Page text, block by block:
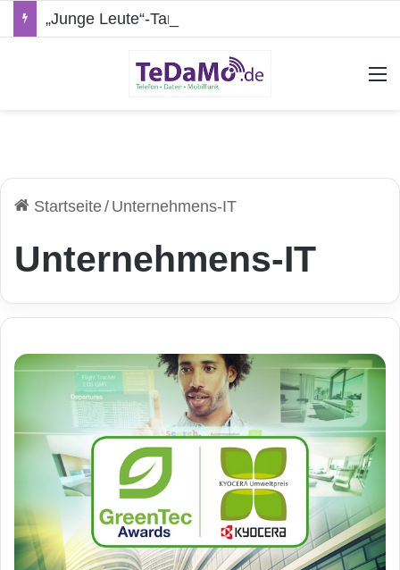
Startseite/ Unternehmens-IT
Unternehmens-IT